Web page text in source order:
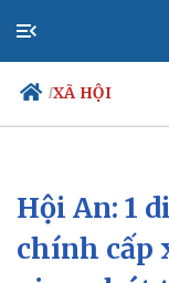
/XÃ HỘI
Chính trị
Đảng
Tổ chức nhân sự
Hội An: 1
chính cấp